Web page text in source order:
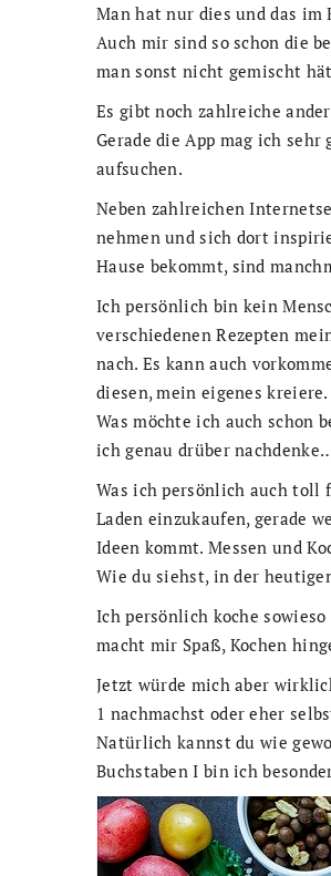
Man hat nur dies und das im
Auch mir sind so schon die
man sonst nicht gemischt
Es gibt noch zahlreiche
Gerade die App mag ich
aufsuchen.
Neben zahlreichen
nehmen und sich dort
Hause bekommt, sind
Ich persönlich bin kein
verschiedenen Rezepten
nach. Es kann auch
diesen, mein eigenes
Was möchte ich auch schon
ich genau drüber
Was ich persönlich auch toll
Laden einzukaufen, gerade
Ideen kommt. Messen und
Wie du siehst, in der
Ich persönlich koche
macht mir Spaß, Kochen
Jetzt würde mich aber
1 nachmachst oder eher
Natürlich kannst du wie
Buchstaben I bin ich